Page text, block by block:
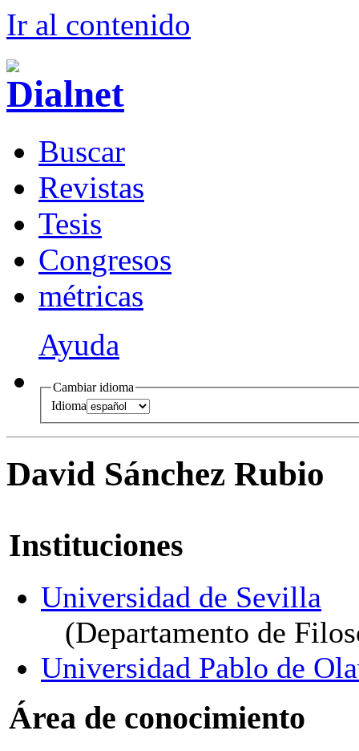
Ir al contenido
Buscar
Revistas
Tesis
Congresos
métricas
Ayuda
Cambiar idioma
Idioma
David Sánchez Rubio
Instituciones
Universidad de Sevilla
(Departamento de
Universidad Pablo de
Área de conocimiento